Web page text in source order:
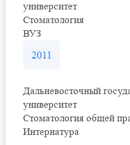
университет
Стоматология
ВУЗ
2011
Дальневосточный
университет
Стоматология общей
Интернатура